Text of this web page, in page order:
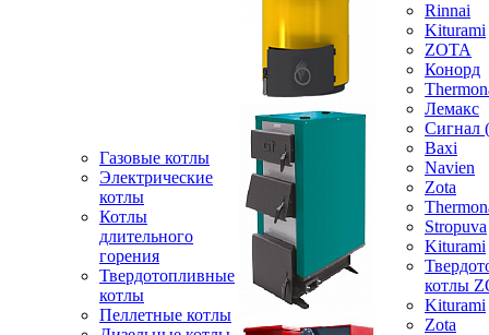
Газовые котлы
Электрические
котлы
Котлы
длительного
горения
Твердотопливные
котлы
Пеллетные котлы
Rinnai
Kiturami
ZOTA
Конорд
Лемакс
Baxi
Navien
Zota
Stropuva
Kiturami
котлы
Kiturami
Zota